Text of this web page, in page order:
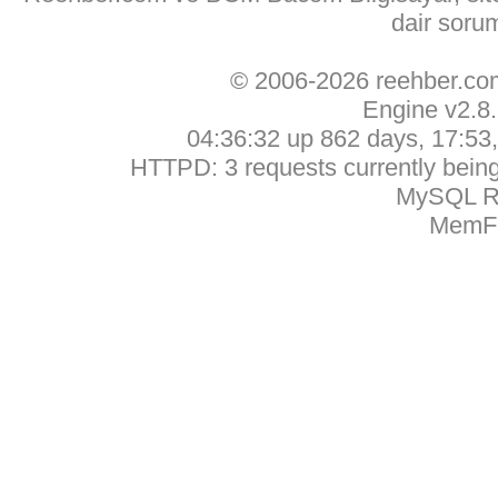
dair
© 2006-2026
Engine
04:36:32 up 862 days,
HTTPD: 3 requests currently
MySQL